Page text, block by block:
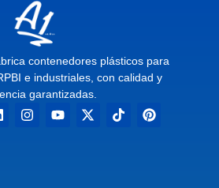
contenedores plásticos para
e industriales, con calidad y
garantizadas.